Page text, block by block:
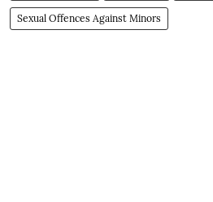
Sexual Offences Against Minors